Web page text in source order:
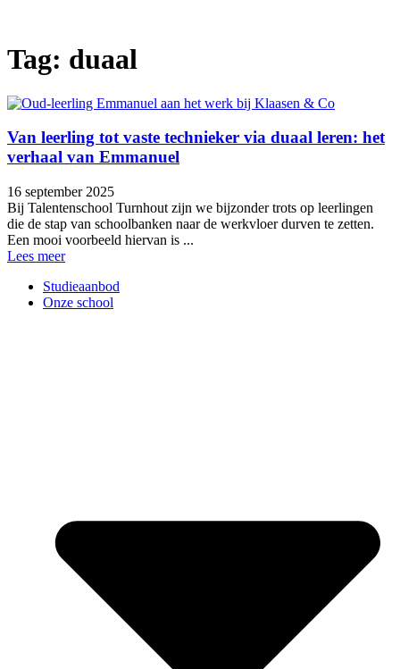
Tag: duaal
Van leerling tot vaste technieker via duaal leren: het
verhaal van Emmanuel
16 september 2025
Bij Talentenschool Turnhout zijn we bijzonder trots op leerlingen
die de stap van schoolbanken naar de werkvloer durven te zetten.
Een mooi voorbeeld hiervan is ...
Lees meer
Studieaanbod
Onze school